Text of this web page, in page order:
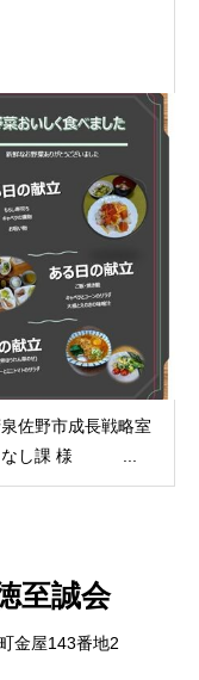
佐野市成長戦略室
なし課 様 ...
至誠会
金屋143番地2